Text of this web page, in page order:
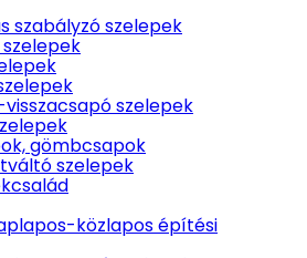
szabályzó szelepek
szelepek
gömbcsapok
szelepek
közlapos építési